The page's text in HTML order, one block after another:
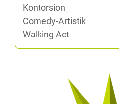
Kon­tor­si­on
Co­me­dy-Ar­tis­tik
Wal­king Act